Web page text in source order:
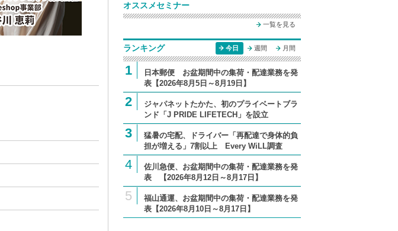
オススメセミナー
一覧を見る
ランキング 今日 週間 月間
1
日本郵便 お盆期間中の集荷・配達業務を発
表【2026年8月5日～8月19日】
2
ジャパネットたかた、初のプライベートブラ
ンド「J PRIDE LIFETECH」を設立
3
猛暑の宅配、ドライバー「再配達で身体的負
担が増える」7割以上 Every WiLL調査
4
佐川急便、お盆期間中の集荷・配達業務を発
表 【2026年8月12日～8月17日】
5
福山通運、お盆期間中の集荷・配達業務を発
表【2026年8月10日～8月17日】